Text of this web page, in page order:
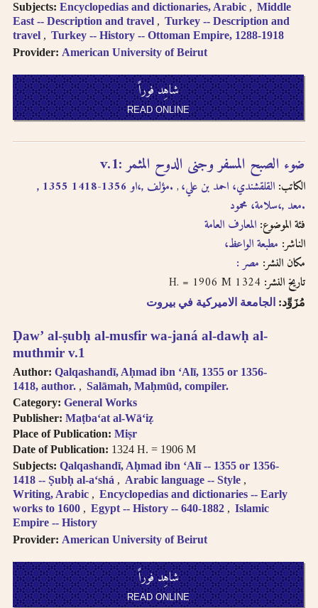
Subjects: Encyclopedias and dictionaries, Arabic
Middle
East -- Description and travel
Turkey -- Description and
travel
Turkey -- History -- Ottoman Empire, 1288-1918
Provider: American University of Beirut
شاهِد فوراً
READ ONLINE
Ḍawʼ al-ṣubḥ al-musfir wa-janá al-dawḥ al-
muthmir v.1
Author: Qalqashandī, Aḥmad ibn ʻAlī, 1355 or 1356-
1418, author.
Salāmah, Maḥmūd, compiler.
Category: General Works
Publisher: Maṭba‘at al-Wā‘iẓ
Place of Publication: Miṣr
Date of Publication: 1324 H. = 1906 M
Subjects: Qalqashandī, Aḥmad ibn ʻAlī -- 1355 or 1356-
1418 -- Ṣubḥ al-aʻshá
Arabic language -- Style
Writing, Arabic
Encyclopedias and dictionaries -- Early
works to 1600
Egypt -- History -- 640-1882
Islamic
Empire -- History
Provider: American University of Beirut
شاهِد فوراً
READ ONLINE
ضوء الصبح المسفر وجنى الدوح المثمر :‪‪‪‪‪‪‪ v.1
الكاتب: القلقشندي، احمد بن علي،‪‪‪‪‪‪‪, 1355 او 1356-1418،‪‪‪‪‪‪‪, مؤلف.‪‪‪‪‪‪‪
سلامة، محمود،‪‪‪‪‪‪‪, معد.‪‪‪‪‪‪‪
فئة الموضوع: المعارف العامة
الناشر: مطبعة الواعظ،‪‪‪‪‪‪‪
مكان النشر: مصر :‪‪‪‪‪‪‪
تاريخ النشر:
مُزَوِّد: الجامعة الاميركية في بيروت